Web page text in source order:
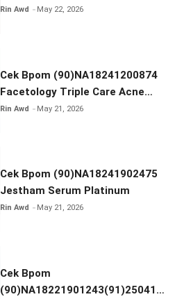
Radiance Face Wash
Rin Awd May 22, 2026
Cek Bpom (90)NA18241200874
Facetology Triple Care Acne
Calm Micellar Water
Rin Awd May 21, 2026
Cek Bpom (90)NA18241902475
Jestham Serum Platinum
Rin Awd May 21, 2026
Cek Bpom
(90)NA18221901243(91)250418